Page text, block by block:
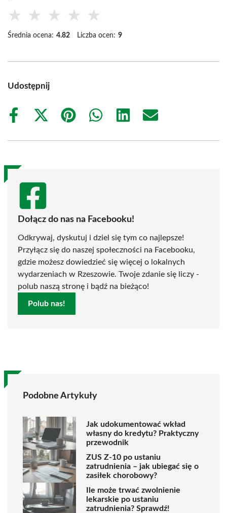
★ ★ ★ ★ ★
Średnia ocena: 4.82 Liczba ocen: 9
Udostępnij
Share
Share
(Twitter)
Share
Share
Share
Share
Dołącz do nas na Facebooku!
Odkrywaj, dyskutuj i dziel się tym co najlepsze!
Przyłącz się do naszej społeczności na Facebooku,
gdzie możesz dowiedzieć się więcej o lokalnych
wydarzeniach w Rzeszowie. Twoje zdanie się liczy -
polub naszą stronę i bądź na bieżąco!
Polub nas!
Podobne Artykuły
Jak udokumentować wkład
własny do kredytu? Praktyczny
przewodnik
ZUS Z-10 po ustaniu
zatrudnienia – jak ubiegać się o
zasiłek chorobowy?
Ile może trwać zwolnienie
lekarskie po ustaniu
zatrudnienia? Sprawdź!